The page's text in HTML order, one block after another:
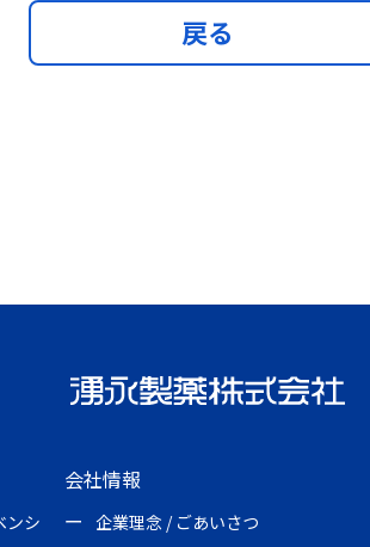
戻る
ンシ
会社情報
企業理念 / ごあいさつ